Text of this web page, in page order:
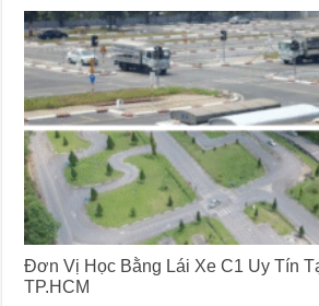
Đơn Vị Học Bằng Lái Xe C1 Uy Tín
TP.HCM